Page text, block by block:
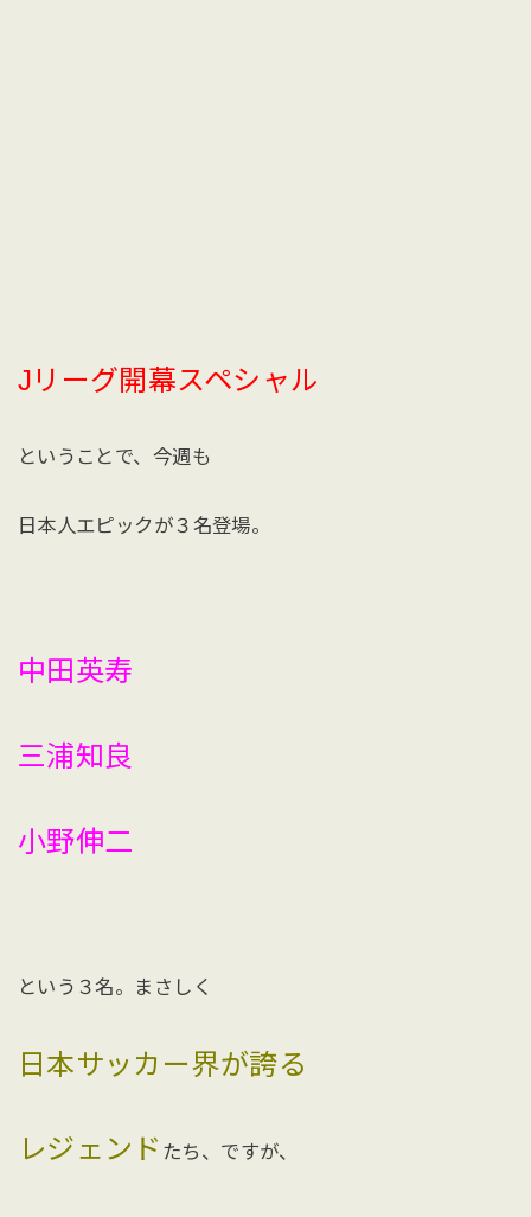
Jリーグ開幕スペシャル
ということで、今週も
日本人エピックが３名登場。
中田英寿
三浦知良
小野伸二
という３名。まさしく
日本サッカー界が誇る
レジェンド たち、ですが、